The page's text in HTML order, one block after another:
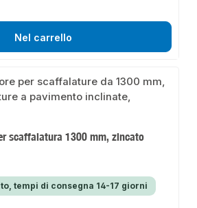
Nel carrello
scaffalatura 1300 mm, zincato
tempi di consegna 14-17 giorni